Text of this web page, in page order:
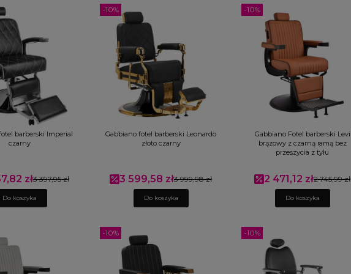
barberski Imperial
czarny
zł3 397,95 zł
Do koszyka
Gabbiano fotel barberski Leonardo
złoto czarny
Cena promocyjna
3 599,58 zł3 999,98 zł
-10%
Do koszyka
Gabbiano Fotel barberski Levi
brązowy z czarną ramą bez
przeszycia z tyłu
Cena promocyjna
2 471,12 zł2 745,99 zł
-10%
Do koszyka
-10% -10%